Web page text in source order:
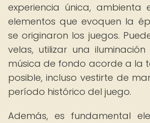
experiencia única, ambienta
elementos que evoquen la
se originaron los juegos.
velas, utilizar una
música de fondo acorde a la
posible, incluso vestirte de
período histórico del juego.
Además, es fundamental